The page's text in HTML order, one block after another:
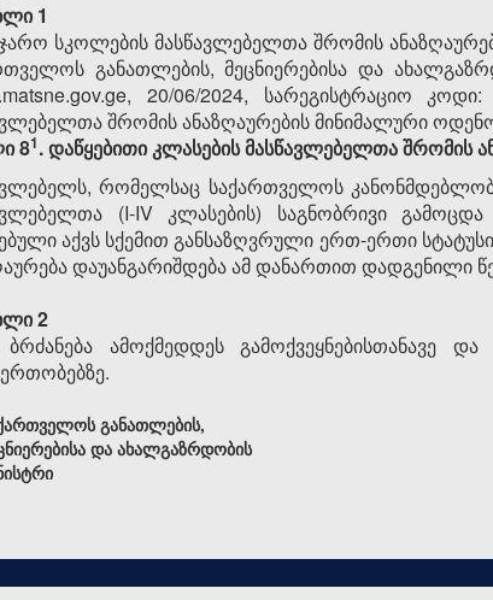
1
სკოლების მასწავლებელთა შრომის
განათლების, მეცნიერებისა და
20/06/2024, სარეგისტრაციო
შრომის ანაზღაურების მინიმალური
8​1. დაწყებითი კლასების მასწავლებელთა შრომის
რომელსაც საქართველოს
(I-IV კლასების) საგნობრივი
აქვს სქემით განსაზღვრული ერთ-ერთი
დაუანგარიშდება ამ დანართით დადგენილი
2
ბრძანება ამოქმედდეს
განათლების,
და ახალგაზრდობის